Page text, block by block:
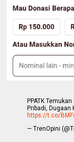
PPATK
Pribadi, Dugaan
https://t.co/
— TrenOpini